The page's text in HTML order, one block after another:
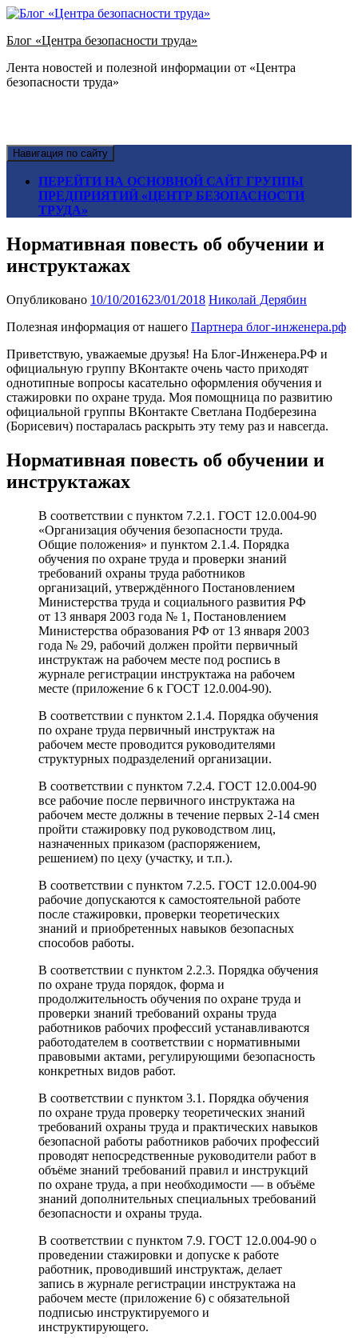
Блог «Центра безопасности труда»
Лента новостей и полезной информации от «Центра
безопасности труда»
Навигация по сайту
ПЕРЕЙТИ НА ОСНОВНОЙ САЙТ ГРУППЫ
ПРЕДПРИЯТИЙ «ЦЕНТР БЕЗОПАСНОСТИ
ТРУДА»
Нормативная повесть об обучении и
инструктажах
Опубликовано 10/10/201623/01/2018 Николай Дерябин
Полезная информация от нашего Партнера блог-инженера.рф
Приветствую, уважаемые друзья! На Блог-Инженера.РФ и
официальную группу ВКонтакте очень часто приходят
однотипные вопросы касательно оформления обучения и
стажировки по охране труда. Моя помощница по развитию
официальной группы ВКонтакте Светлана Подберезина
(Борисевич) постаралась раскрыть эту тему раз и навсегда.
Нормативная повесть об обучении и
инструктажах
В соответствии с пунктом 7.2.1. ГОСТ 12.0.004-90
«Организация обучения безопасности труда.
Общие положения» и пунктом 2.1.4. Порядка
обучения по охране труда и проверки знаний
требований охраны труда работников
организаций, утверждённого Постановлением
Министерства труда и социального развития РФ
от 13 января 2003 года № 1, Постановлением
Министерства образования РФ от 13 января 2003
года № 29, рабочий должен пройти первичный
инструктаж на рабочем месте под роспись в
журнале регистрации инструктажа на рабочем
месте (приложение 6 к ГОСТ 12.0.004-90).
В соответствии с пунктом 2.1.4. Порядка обучения
по охране труда первичный инструктаж на
рабочем месте проводится руководителями
структурных подразделений организации.
В соответствии с пунктом 7.2.4. ГОСТ 12.0.004-90
все рабочие после первичного инструктажа на
рабочем месте должны в течение первых 2-14 смен
пройти стажировку под руководством лиц,
назначенных приказом (распоряжением,
решением) по цеху (участку, и т.п.).
В соответствии с пунктом 7.2.5. ГОСТ 12.0.004-90
рабочие допускаются к самостоятельной работе
после стажировки, проверки теоретических
знаний и приобретенных навыков безопасных
способов работы.
В соответствии с пунктом 2.2.3. Порядка обучения
по охране труда порядок, форма и
продолжительность обучения по охране труда и
проверки знаний требований охраны труда
работников рабочих профессий устанавливаются
работодателем в соответствии с нормативными
правовыми актами, регулирующими безопасность
конкретных видов работ.
В соответствии с пунктом 3.1. Порядка обучения
по охране труда проверку теоретических знаний
требований охраны труда и практических навыков
безопасной работы работников рабочих профессий
проводят непосредственные руководители работ в
объёме знаний требований правил и инструкций
по охране труда, а при необходимости — в объёме
знаний дополнительных специальных требований
безопасности и охраны труда.
В соответствии с пунктом 7.9. ГОСТ 12.0.004-90 о
проведении стажировки и допуске к работе
работник, проводивший инструктаж, делает
запись в журнале регистрации инструктажа на
рабочем месте (приложение 6) с обязательной
подписью инструктируемого и
инструктирующего.